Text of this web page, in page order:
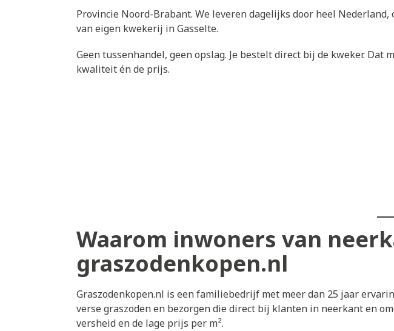
Provincie Noord-Brabant. We leveren dagelijks door heel
van eigen kwekerij in Gasselte.
Geen tussenhandel, geen opslag. Je bestelt direct bij de kweker. Dat
kwaliteit én de prijs.
Waarom inwoners van
graszodenkopen.nl
Graszodenkopen.nl is een familiebedrijf met meer dan 25 jaar
verse graszoden en bezorgen die direct bij klanten in neerkant en
versheid en de lage prijs per m².